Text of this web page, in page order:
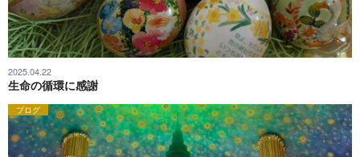
2025.04.22
生命の循環に感謝
ブログ